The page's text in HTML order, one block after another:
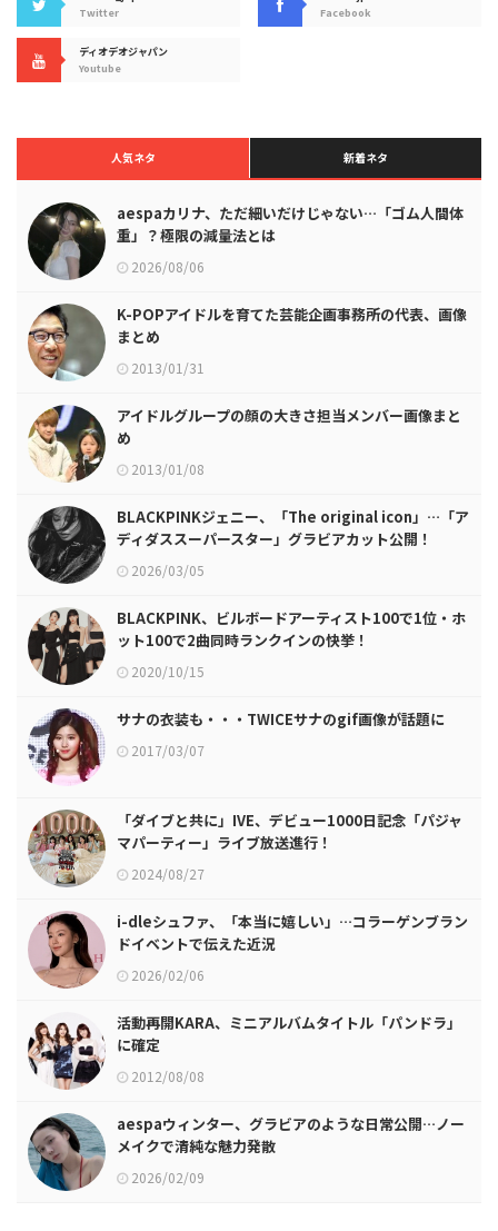
Twitter
Facebook
ディオデオジャパン
Youtube
人気ネタ 新着ネタ
aespaカリナ、ただ細いだけじゃない…「ゴム人間体
重」？極限の減量法とは
2026/08/06
K-POPアイドルを育てた芸能企画事務所の代表、画像
まとめ
2013/01/31
アイドルグループの顔の大きさ担当メンバー画像まと
め
2013/01/08
BLACKPINKジェニー、「The original icon」…「ア
ディダススーパースター」グラビアカット公開！
2026/03/05
BLACKPINK、ビルボードアーティスト100で1位・ホ
ット100で2曲同時ランクインの快挙！
2020/10/15
サナの衣装も・・・TWICEサナのgif画像が話題に
2017/03/07
「ダイブと共に」IVE、デビュー1000日記念「パジャ
マパーティー」ライブ放送進行！
2024/08/27
i-dleシュファ、「本当に嬉しい」…コラーゲンブラン
ドイベントで伝えた近況
2026/02/06
活動再開KARA、ミニアルバムタイトル「パンドラ」
に確定
2012/08/08
aespaウィンター、グラビアのような日常公開…ノー
メイクで清純な魅力発散
2026/02/09